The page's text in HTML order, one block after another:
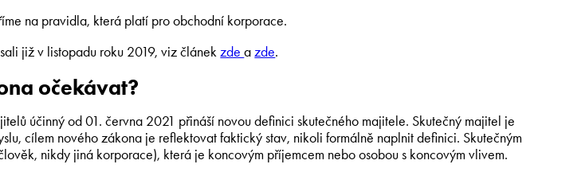
na pravidla, která platí pro obchodní korporace.
již v listopadu roku 2019, viz článekzdeazde.
očekávat?
účinný od 01. června 2021 přináší novou definici skutečného majitele. Skutečný majitel je
cílem nového zákona je reflektovat faktický stav, nikoli formálně naplnit definici. Skutečným
nikdy jiná korporace), která je koncovým příjemcem nebo osobou s koncovým vlivem.